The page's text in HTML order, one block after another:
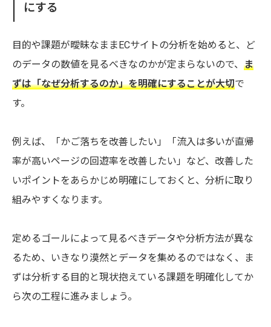
にする
目的や課題が曖昧なままECサイトの分析を始めると、ど
のデータの数値を見るべきなのかが定まらないので、 ま
ずは「なぜ分析するのか」を明確にすることが大切で
す。
例えば、「かご落ちを改善したい」「流入は多いが直帰
率が高いページの回遊率を改善したい」など、改善した
いポイントをあらかじめ明確にしておくと、分析に取り
組みやすくなります。
定めるゴールによって見るべきデータや分析方法が異な
るため、いきなり漠然とデータを集めるのではなく、ま
ずは分析する目的と現状抱えている課題を明確化してか
ら次の工程に進みましょう。